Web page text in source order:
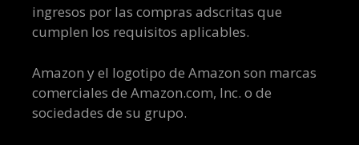
ingresos por las compras adscritas que
cumplen los requisitos aplicables.
Amazon y el logotipo de Amazon son marcas
comerciales de Amazon.com, Inc. o de
sociedades de su grupo.